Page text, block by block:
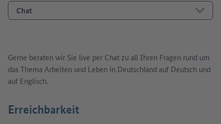
Chat
Gerne beraten wir Sie live per Chat zu all Ihren Fragen rund um
das Thema Arbeiten und Leben in Deutschland auf Deutsch und
auf Englisch.
Erreichbarkeit